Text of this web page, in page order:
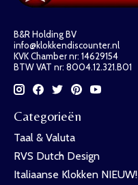
B&R Holding BV
info@klokkendiscounter.nl
KVK Chamber nr: 14629154
BTW VAT nr: 8004.12.321.B01
Categorieën
Taal & Valuta
RVS Dutch Design
Italiaanse Klokken NIEUW!